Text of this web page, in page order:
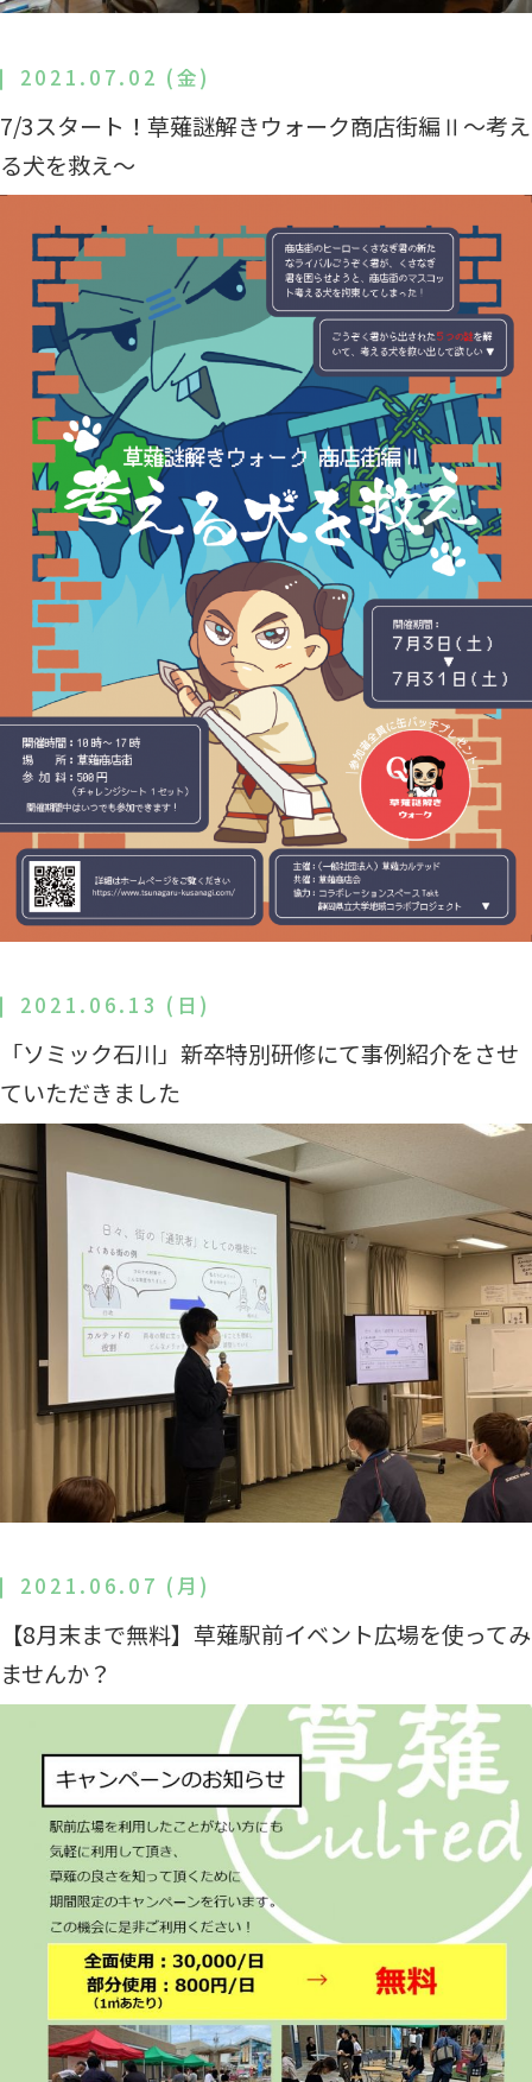
2021.07.02 (金)
7/3スタート！草薙謎解きウォーク商店街編Ⅱ～考え
る犬を救え～
2021.06.13 (日)
「ソミック石川」新卒特別研修にて事例紹介をさせ
ていただきました
2021.06.07 (月)
【8月末まで無料】草薙駅前イベント広場を使ってみ
ませんか？